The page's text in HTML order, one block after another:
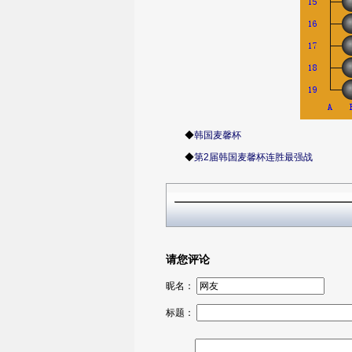
◆韩国麦馨杯
◆第2届韩国麦馨杯连胜最强战
请您评论
昵名：
标题：